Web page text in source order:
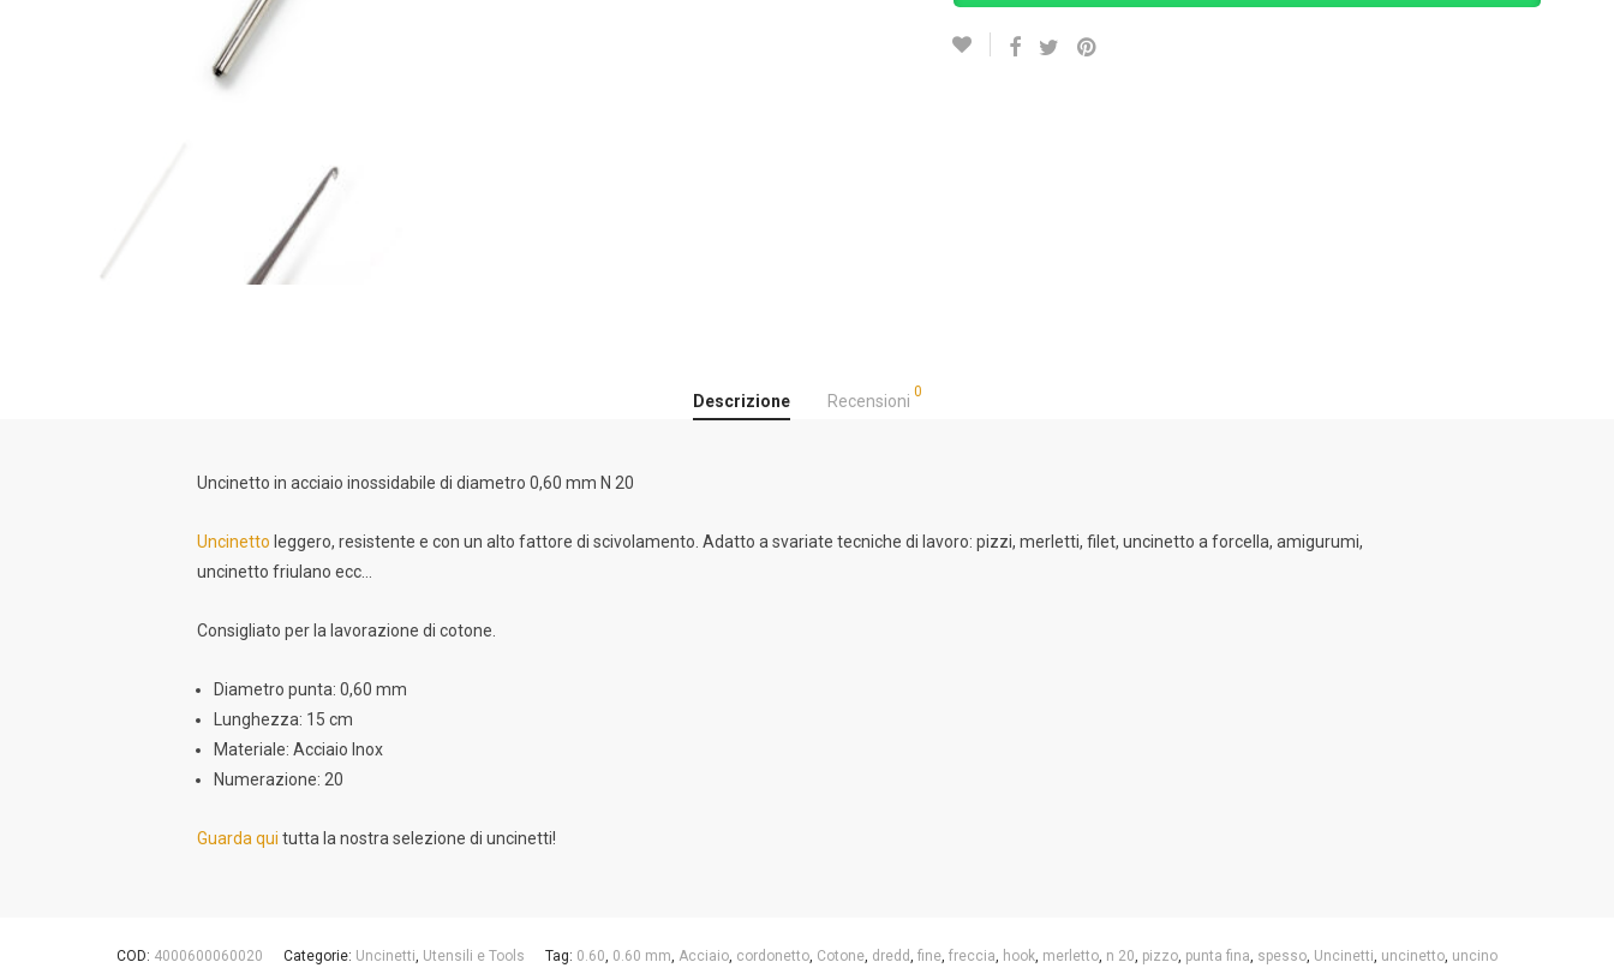
Descrizione Recensioni 0
Uncinetto in acciaio inossidabile di diametro 0,60 mm N 20
Uncinetto leggero, resistente e con un alto fattore di scivolamento. Adatto a svariate tecniche di lavoro: pizzi, merletti, filet, uncinetto a forcella, amigurumi,
uncinetto friulano ecc…
Consigliato per la lavorazione di cotone.
Diametro punta: 0,60 mm
Lunghezza: 15 cm
Materiale: Acciaio Inox
Numerazione: 20
Guarda qui tutta la nostra selezione di uncinetti!
COD: 4000600060020 Categorie: Uncinetti, Utensili e Tools Tag: 0.60, 0.60 mm, Acciaio, cordonetto, Cotone, dredd, fine, freccia, hook, merletto, n 20, pizzo, punta fina, spesso, Uncinetti, uncinetto, uncino